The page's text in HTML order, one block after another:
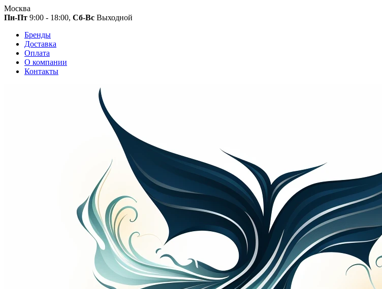
Москва
Пн-Пт 9:00 - 18:00, Сб-Вс Выходной
Бренды
Доставка
Оплата
О компании
Контакты